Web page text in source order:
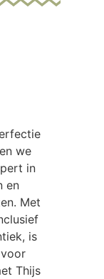
we
in
en
Met
is
Thijs